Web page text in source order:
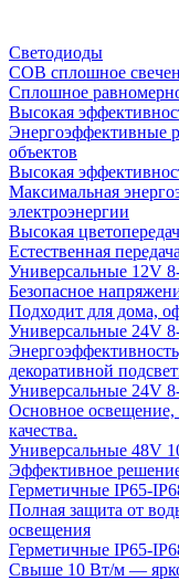
Светодиоды
COB сплошное
Сплошное
Высокая
Энергоэффективные
объектов
Высокая
Максимальная
электроэнергии
Высокая
Естественная
Универсальные 12V
Безопасное
Подходит для дома,
Универсальные 24V
декоративной
Универсальные 24V
Основное освещение,
качества.
Универсальные 48V
Эффективное
Герметичные IP65-
Полная защита от
освещения
Герметичные IP65-
Свыше 10 Вт/м —